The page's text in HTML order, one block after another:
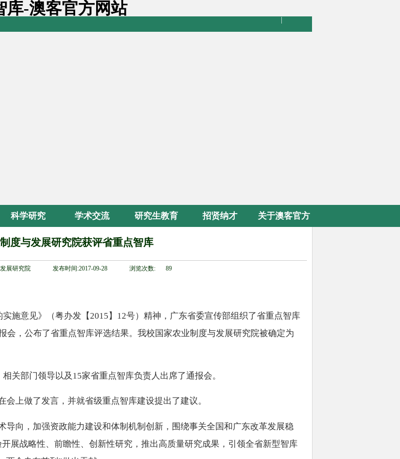
库-澳客官方网站
科学研究 学术交流 研究生教育 招贤纳才 关于澳客官方
度与发展研究院获评省重点智库
展研究院 发布时间:2017-09-28 浏览次数: 89
施意见》（粤办发【 2015 】 12号）精神，广东省委宣传部组织了省重点智库
会，公布了省重点智库评选结果。我校国家农业制度与发展研究院被确定为
关部门领导以及 15家省重点智库负责人出席了通报会。
上做了发言，并就省级重点智库建设提出了建议。
导向，加强资政能力建设和体制机制创新，围绕事关全国和广东改革发展稳
展战略性、前瞻性、创新性研究，推出高质量研究成果，引领全省新型智库